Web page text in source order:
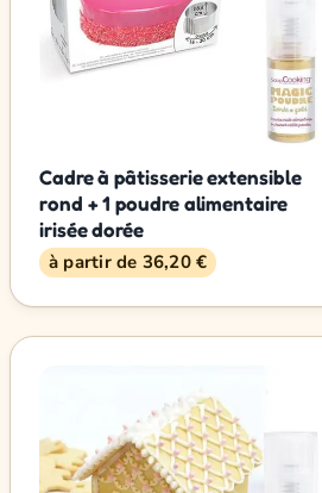
Cadre à pâtisserie extensible
rond + 1 poudre alimentaire
irisée dorée
à partir de 36,20 €